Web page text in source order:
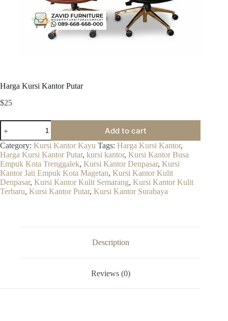
Harga Kursi Kantor Putar
$25
Harga
Kursi
Kantor
Putar
quantity
Add to cart
Category: Kursi Kantor Kayu Tags: Harga Kursi Kantor,
Harga Kursi Kantor Putar, kursi kantor, Kursi Kantor Busa
Empuk Kota Trenggalek, Kursi Kantor Denpasar, Kursi
Kantor Jati Empuk Kota Magetan, Kursi Kantor Kulit
Denpasar, Kursi Kantor Kulit Semarang, Kursi Kantor Kulit
Terbaru, Kursi Kantor Putar, Kursi Kantor Surabaya
Description
Reviews (0)